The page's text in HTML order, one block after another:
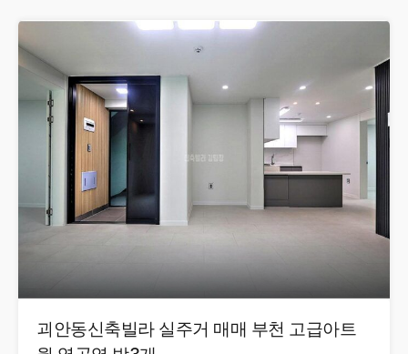
괴안동신축빌라 실주거 매매 부천 고급아트